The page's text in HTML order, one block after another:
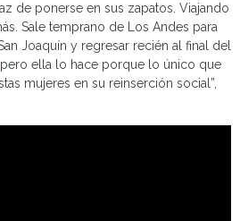
de ponerse en sus zapatos. Viajando
Sale temprano de Los Andes para
Joaquín y regresar recién al final del
ella lo hace porque lo único que
mujeres en su reinserción social”,